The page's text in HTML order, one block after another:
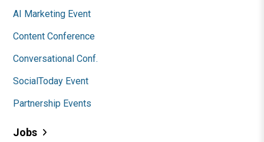
AI Marketing Event
Content Conference
Conversational Conf.
SocialToday Event
Partnership Events
Jobs